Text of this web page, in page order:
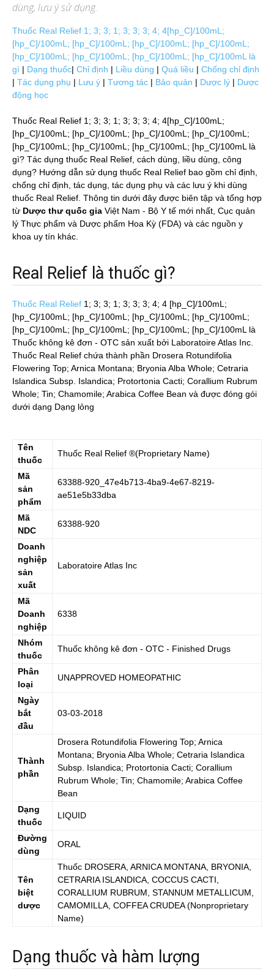
dùng, lưu ý sử dụng.
Thuốc Real Relief 1; 3; 3; 1; 3; 3; 3; 4; 4[hp_C]/100mL;
[hp_C]/100mL; [hp_C]/100mL; [hp_C]/100mL; [hp_C]/100mL;
[hp_C]/100mL; [hp_C]/100mL; [hp_C]/100mL; [hp_C]/100mL là
gì | Dạng thuốc| Chỉ định | Liều dùng | Quá liều | Chống chỉ định
| Tác dụng phụ | Lưu ý | Tương tác | Bảo quản | Dược lý | Dược
động học
Thuốc Real Relief 1; 3; 3; 1; 3; 3; 3; 4; 4[hp_C]/100mL;
[hp_C]/100mL; [hp_C]/100mL; [hp_C]/100mL; [hp_C]/100mL;
[hp_C]/100mL; [hp_C]/100mL; [hp_C]/100mL; [hp_C]/100mL là
gì? Tác dụng thuốc Real Relief, cách dùng, liều dùng, công
dụng? Hướng dẫn sử dụng thuốc Real Relief bao gồm chỉ định,
chống chỉ định, tác dụng, tác dụng phụ và các lưu ý khi dùng
thuốc Real Relief. Thông tin dưới đây được biên tập và tổng hợp
từ Dược thư quốc gia Việt Nam - Bộ Y tế mới nhất, Cục quản
lý Thực phẩm và Dược phẩm Hoa Kỳ (FDA) và các nguồn y
khoa uy tín khác.
Real Relief là thuốc gì?
Thuốc Real Relief 1; 3; 3; 1; 3; 3; 3; 4; 4 [hp_C]/100mL;
[hp_C]/100mL; [hp_C]/100mL; [hp_C]/100mL; [hp_C]/100mL;
[hp_C]/100mL; [hp_C]/100mL; [hp_C]/100mL; [hp_C]/100mL là
Thuốc không kê đơn - OTC sản xuất bởi Laboratoire Atlas Inc.
Thuốc Real Relief chứa thành phần Drosera Rotundifolia
Flowering Top; Arnica Montana; Bryonia Alba Whole; Cetraria
Islandica Subsp. Islandica; Protortonia Cacti; Corallium Rubrum
Whole; Tin; Chamomile; Arabica Coffee Bean và được đóng gói
dưới dạng Dạng lỏng
Tên
thuốc
Thuốc Real Relief ®(Proprietary Name)
Mã
sản
phẩm
63388-920_47e4b713-4ba9-4e67-8219-
ae51e5b33dba
Mã
NDC
63388-920
Doanh
nghiệp
sản
xuất
Laboratoire Atlas Inc
Mã
Doanh
nghiệp
6338
Nhóm
thuốc
Thuốc không kê đơn - OTC - Finished Drugs
Phân
loại
UNAPPROVED HOMEOPATHIC
Ngày
bắt
đầu
03-03-2018
Thành
phần
Drosera Rotundifolia Flowering Top; Arnica
Montana; Bryonia Alba Whole; Cetraria Islandica
Subsp. Islandica; Protortonia Cacti; Corallium
Rubrum Whole; Tin; Chamomile; Arabica Coffee
Bean
Dạng
thuốc
LIQUID
Đường
dùng
ORAL
Tên
biệt
dược
Thuốc DROSERA, ARNICA MONTANA, BRYONIA,
CETRARIA ISLANDICA, COCCUS CACTI,
CORALLIUM RUBRUM, STANNUM METALLICUM,
CAMOMILLA, COFFEA CRUDEA(Nonproprietary
Name)
Dạng thuốc và hàm lượng